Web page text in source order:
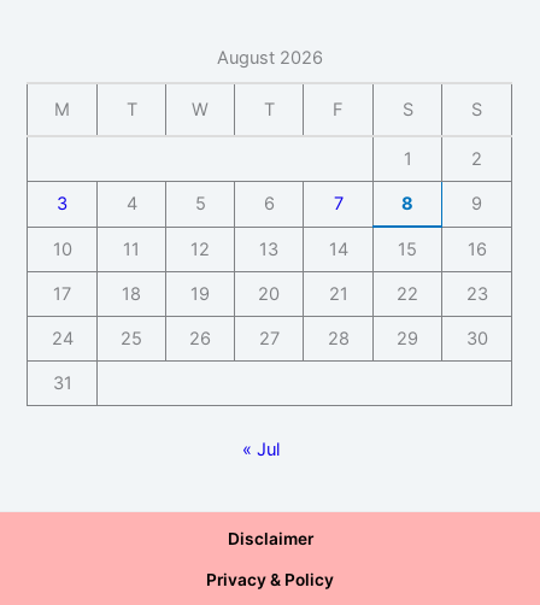
August 2026
M T W T F S S
1 2
3 4 5 6 7 8 9
10 11 12 13 14 15 16
17 18 19 20 21 22 23
24 25 26 27 28 29 30
31
« Jul
Disclaimer
Privacy & Policy